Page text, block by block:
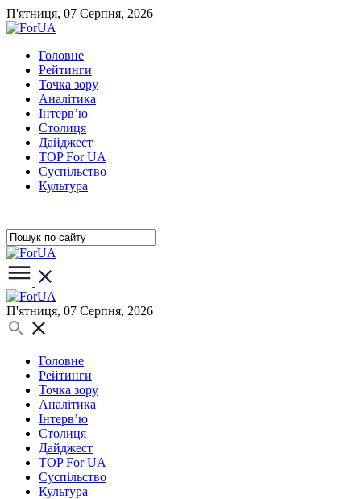
П'ятниця, 07 Серпня, 2026
Головне
Рейтинги
Точка зору
Аналітика
Інтерв’ю
Столиця
Дайджест
TOP For UA
Суспiльство
Культура
П'ятниця, 07 Серпня, 2026
Головне
Рейтинги
Точка зору
Аналітика
Інтерв’ю
Столиця
Дайджест
TOP For UA
Суспiльство
Культура